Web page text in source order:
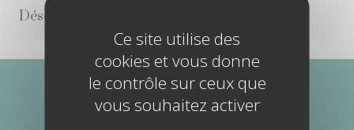
Désolé, aucun contenu disponible.
ABONNEZ-VOUS À MA NEWSLETTER
Ce site utilise des
cookies et vous donne
le contrôle sur ceux que
vous souhaitez activer